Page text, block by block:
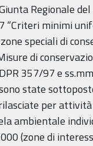
Regionale
“Criteri minimi
speciali di
di
357/97 e
state
per
ambientale
(zone di